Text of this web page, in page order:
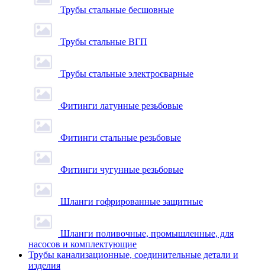
Трубы стальные бесшовные
Трубы стальные ВГП
Трубы стальные электросварные
Фитинги латунные резьбовые
Фитинги стальные резьбовые
Фитинги чугунные резьбовые
Шланги гофрированные защитные
Шланги поливочные, промышленные, для
насосов и комплектующие
Трубы канализационные, соединительные детали и
изделия